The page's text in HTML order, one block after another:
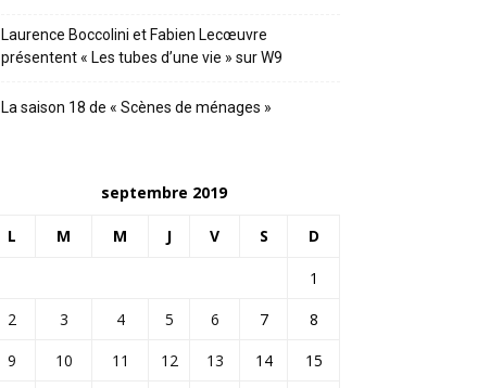
Laurence Boccolini et Fabien Lecœuvre
présentent « Les tubes d’une vie » sur W9
La saison 18 de « Scènes de ménages »
septembre 2019
L M M J V S D
1
2
3 4 5 6 7
8
9
10 11 12 13 14 15